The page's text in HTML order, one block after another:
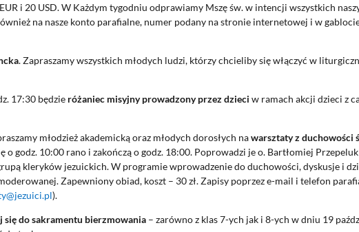
i 20 USD. W Każdym tygodniu odprawiamy Mszę św. w intencji wszystkich
na nasze konto parafialne, numer podany na stronie internetowej i w
. Zapraszamy wszystkich młodych ludzi, którzy chcieliby się włączyć w
17:30 będzie różaniec misyjny prowadzony przez dzieci w ramach akcji dzieci z
młodzież akademicką oraz młodych dorosłych nawarsztaty z duchowości
o godz. 10:00 rano i zakończą o godz. 18:00. Poprowadzi je o. Bartłomiej
kleryków jezuickich. W programie wprowadzenie do duchowości, dyskusje i
Zapewniony obiad, koszt – 30 zł. Zapisy poprzez e-mail i telefon
).
się do sakramentu bierzmowania – zarówno z klas 7-ych jak i 8-ych w dniu 19